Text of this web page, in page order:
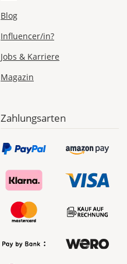
Blog
Influencer/in?
Jobs & Karriere
Magazin
Zahlungsarten